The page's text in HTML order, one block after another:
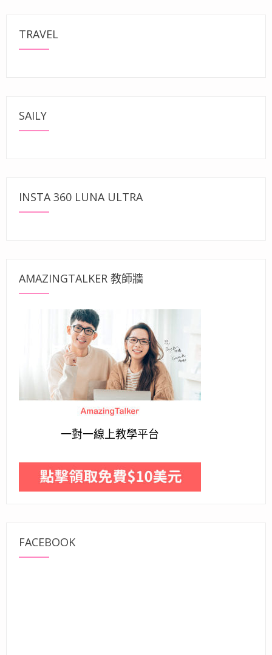
TRAVEL
SAILY
INSTA 360 LUNA ULTRA
AMAZINGTALKER 教師牆
一對一線上教學平台
FACEBOOK